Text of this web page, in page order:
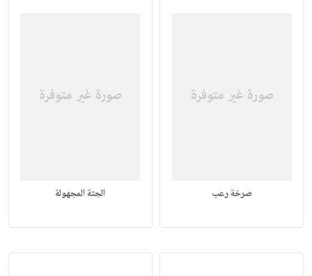
صرخة رعب الجثة المجهولة